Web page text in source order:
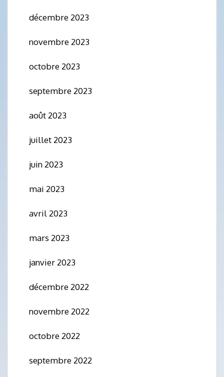
décembre 2023
novembre 2023
octobre 2023
septembre 2023
août 2023
juillet 2023
juin 2023
mai 2023
avril 2023
mars 2023
janvier 2023
décembre 2022
novembre 2022
octobre 2022
septembre 2022